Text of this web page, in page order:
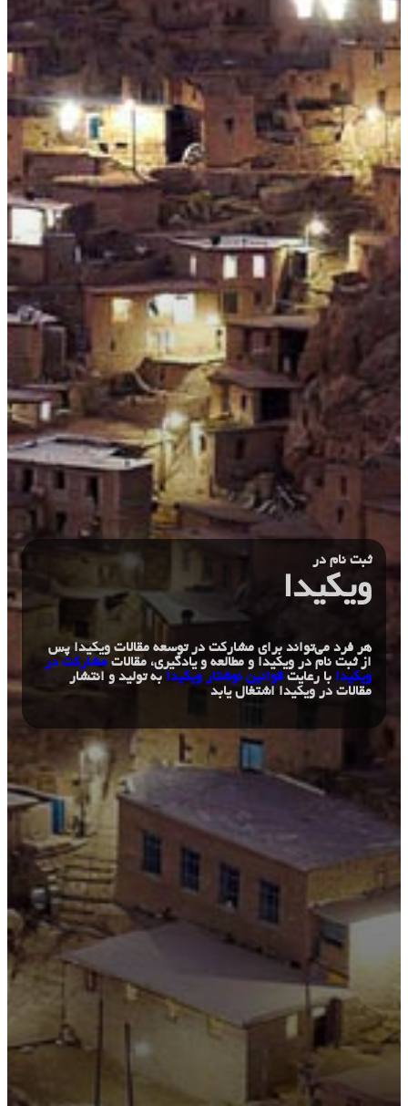
ثبت نام در
ویکیدا
هر فرد می‌تواند برای مشارکت در توسعه مقالات ویکیدا پس
از ثبت نام در ویکیدا و مطالعه و یادگیری، مقالات مشارکت در
ویکیدا با رعایت قوانین نوشتار ویکیدا به تولید و انتشار
مقالات در ویکیدا اشتغال یابد